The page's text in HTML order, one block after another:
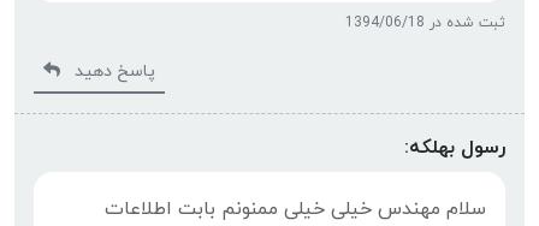
ثبت شده در 1394/06/18
پاسخ دهید
رسول بهلکه:
سلام مهندس خیلی خیلی ممنونم بابت اطلاعات